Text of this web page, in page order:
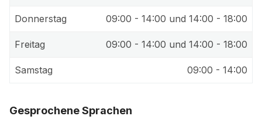
Donnerstag 09:00 - 14:00 und 14:00 - 18:00
Freitag 09:00 - 14:00 und 14:00 - 18:00
Samstag 09:00 - 14:00
Gesprochene Sprachen